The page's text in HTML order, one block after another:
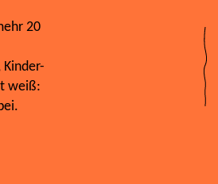
20
weiß: